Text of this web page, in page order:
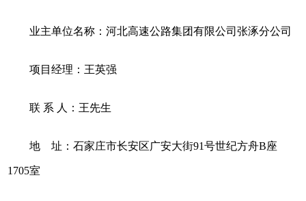
业主单位名称：河北高速公路集团有限公司张涿分公司
项目经理：王英强
联 系 人：王先生
地 址：石家庄市长安区广安大街91号世纪方舟B座
1705室